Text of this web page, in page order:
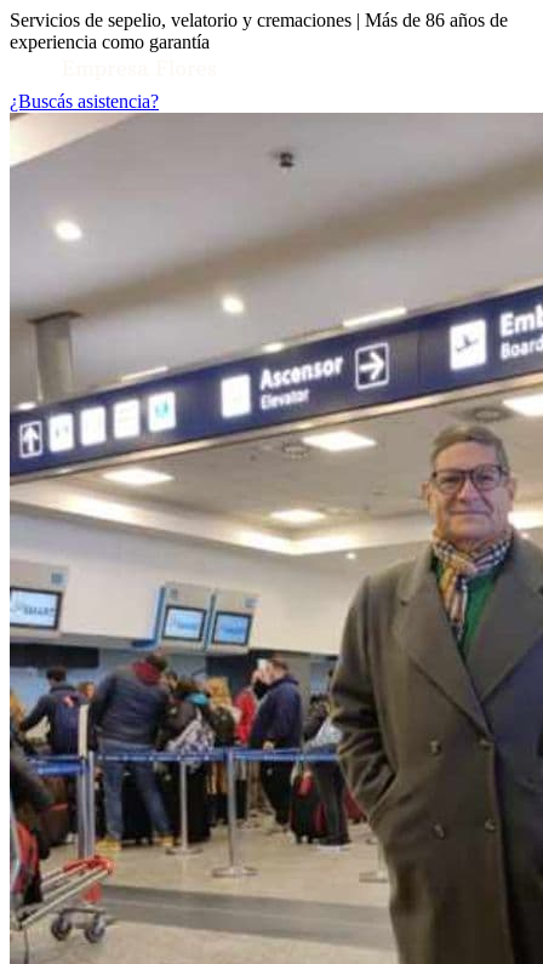
Servicios de sepelio, velatorio y cremaciones | Más de 86 años de
experiencia como garantía
¿Buscás asistencia?